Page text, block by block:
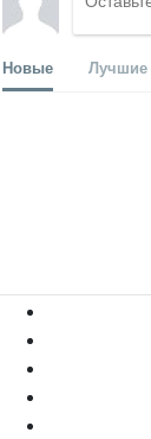
Новые Лучшие